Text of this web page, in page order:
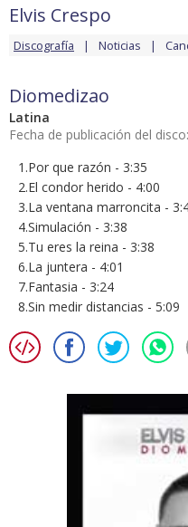
Elvis Crespo
Discografía Noticias
Diomedizao
Latina
Fecha de publicación del disco:
1.Por que razón - 3:35
2.El condor herido - 4:00
3.La ventana marroncita -
4.Simulación - 3:38
5.Tu eres la reina - 3:38
6.La juntera - 4:01
7.Fantasia - 3:24
8.Sin medir distancias - 5:09